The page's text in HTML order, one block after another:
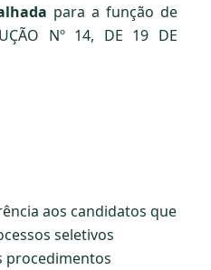
para a função de
Nº 14, DE 19 DE
aos candidatos que
seletivos
procedimentos